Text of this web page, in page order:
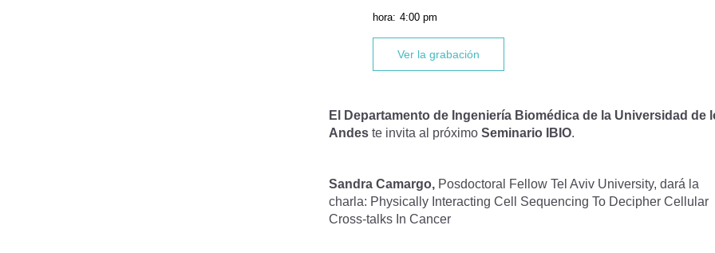
hora: 4:00 pm
Ver la grabación
El Departamento de Ingeniería Biomédica de la Universidad de
Andes te invita al próximo Seminario IBIO.
Sandra Camargo, Posdoctoral Fellow Tel Aviv University, dará la
charla: Physically Interacting Cell Sequencing To Decipher Cellular
Cross-talks In Cancer